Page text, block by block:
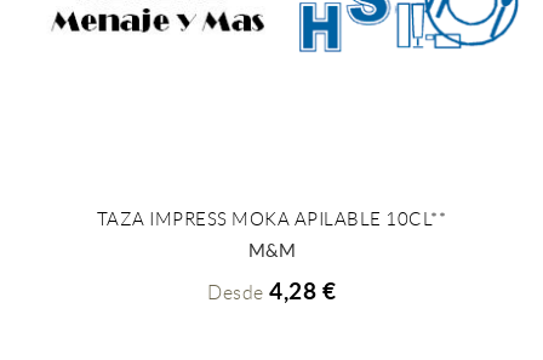
+ INFO
TAZA IMPRESS MOKA APILABLE 10CL**
M&M
Desde 4,28 €